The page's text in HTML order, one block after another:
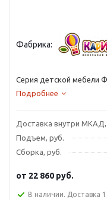
Фабрика:
Серия детской мебели
Подробнее
Доставка внутри МКАД,
Подъем, руб.
Сборка, руб.
от 22 860 руб.
В наличии. Доставка